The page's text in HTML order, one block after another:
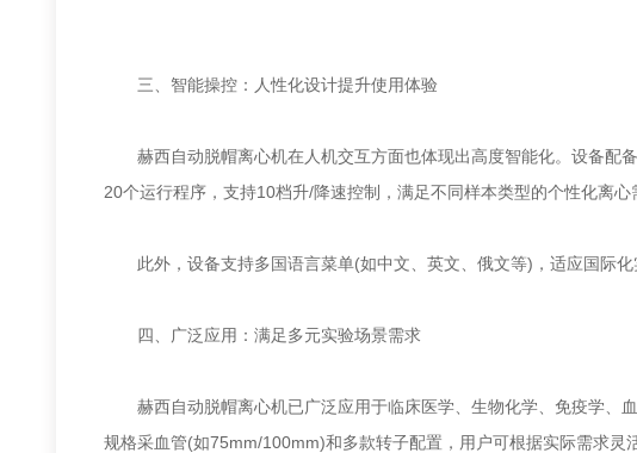
三、智能操控：人性化设计提升使用体验
赫西自动脱帽离心机在人机交互方面也体现出高度智能化。设备配
20个运行程序，支持10档升/降速控制，满足不同样本类型的个性化离
此外，设备支持多国语言菜单(如中文、英文、俄文等)，适应国际化
四、广泛应用：满足多元实验场景需求
赫西自动脱帽离心机已广泛应用于‌临床医学、生物化学、免疫学、
规格采血管(如75mm/100mm)和多款转子配置，用户可根据实际需求灵